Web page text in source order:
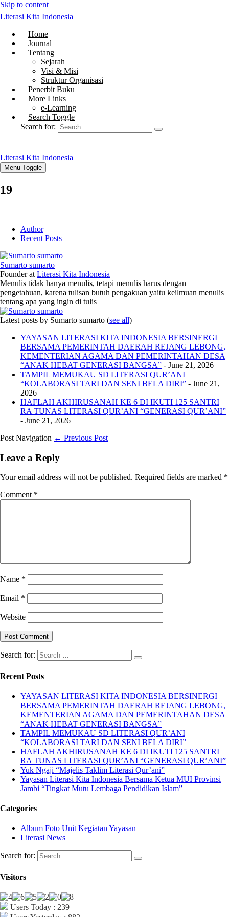
Skip to content
Literasi Kita Indonesia
Home
Journal
Tentang
Sejarah
Visi & Misi
Struktur Organisasi
Penerbit Buku
More Links
e-Learning
Search Toggle
Search for:
Literasi Kita Indonesia
Menu Toggle
19
Author
Recent Posts
Sumarto sumarto
Founderat Literasi Kita Indonesia
Menulis tidak hanya menulis, tetapi menulis harus dengan
pengetahuan, karena tulisan butuh pengakuan yaitu keilmuan menulis
tentang apa yang ingin di tulis
Latest posts by Sumarto sumarto (see all)
YAYASAN LITERASI KITA INDONESIA BERSINERGI
BERSAMA PEMERINTAH DAERAH REJANG LEBONG,
KEMENTERIAN AGAMA DAN PEMERINTAHAN DESA
“ANAK HEBAT GENERASI BANGSA” - June 21, 2026
TAMPIL MEMUKAU SD LITERASI QUR’ANI
“KOLABORASI TARI DAN SENI BELA DIRI” - June 21,
2026
HAFLAH AKHIRUSANAH KE 6 DI IKUTI 125 SANTRI
RA TUNAS LITERASI QUR’ANI “GENERASI QUR’ANI”
- June 21, 2026
Post Navigation ← Previous Post
Leave a Reply
Your email address will not be published. Required fields are marked *
Comment *
Name *
Email *
Website
Search for:
Recent Posts
YAYASAN LITERASI KITA INDONESIA BERSINERGI
BERSAMA PEMERINTAH DAERAH REJANG LEBONG,
KEMENTERIAN AGAMA DAN PEMERINTAHAN DESA
“ANAK HEBAT GENERASI BANGSA”
TAMPIL MEMUKAU SD LITERASI QUR’ANI
“KOLABORASI TARI DAN SENI BELA DIRI”
HAFLAH AKHIRUSANAH KE 6 DI IKUTI 125 SANTRI
RA TUNAS LITERASI QUR’ANI “GENERASI QUR’ANI”
Yuk Ngaji “Majelis Taklim Literasi Qur’ani”
Yayasan Literasi Kita Indonesia Bersama Ketua MUI Provinsi
Jambi “Tingkat Mutu Lembaga Pendidikan Islam”
Categories
Album Foto Unit Kegiatan Yayasan
Literasi News
Search for:
Visitors
Users Today : 239